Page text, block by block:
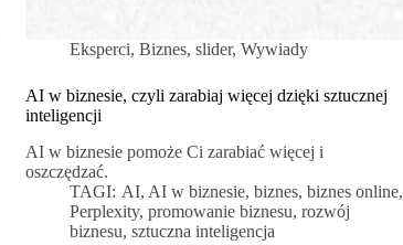
Eksperci,Biznes,slider,Wywiady
AI w biznesie, czyli zarabiaj więcej dzięki sztucznej
inteligencji
AI w biznesie pomoże Ci zarabiać więcej i
oszczędzać.
TAGI: AI, AI w biznesie, biznes, biznes online,
Perplexity,promowanie biznesu,rozwój
biznesu,sztuczna inteligencja